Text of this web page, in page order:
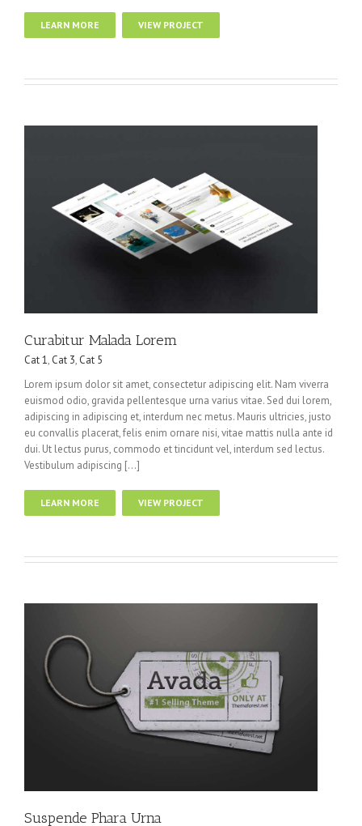
LEARN MORE VIEW PROJECT
Curabitur Malada Lorem
Cat 1, Cat 3, Cat 5
Lorem ipsum dolor sit amet, consectetur adipiscing elit. Nam viverra
euismod odio, gravida pellentesque urna varius vitae. Sed dui lorem,
adipiscing in adipiscing et, interdum nec metus. Mauris ultricies, justo
eu convallis placerat, felis enim ornare nisi, vitae mattis nulla ante id
dui. Ut lectus purus, commodo et tincidunt vel, interdum sed lectus.
Vestibulum adipiscing […]
LEARN MORE VIEW PROJECT
Suspende Phara Urna